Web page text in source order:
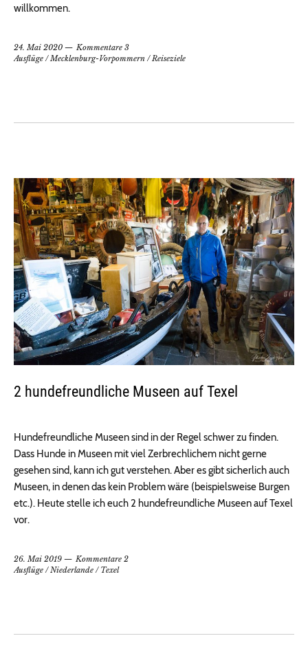
willkommen.
24. Mai 2020
Kommentare 3
Ausflüge /Mecklenburg-Vorpommern /Reiseziele
2 hundefreundliche Museen auf Texel
Hundefreundliche Museen sind in der Regel schwer zu finden.
Dass Hunde in Museen mit viel Zerbrechlichem nicht gerne
gesehen sind, kann ich gut verstehen. Aber es gibt sicherlich auch
Museen, in denen das kein Problem wäre (beispielsweise Burgen
etc.). Heute stelle ich euch 2 hundefreundliche Museen auf Texel
vor.
26. Mai 2019
Kommentare 2
Ausflüge /Niederlande / Texel